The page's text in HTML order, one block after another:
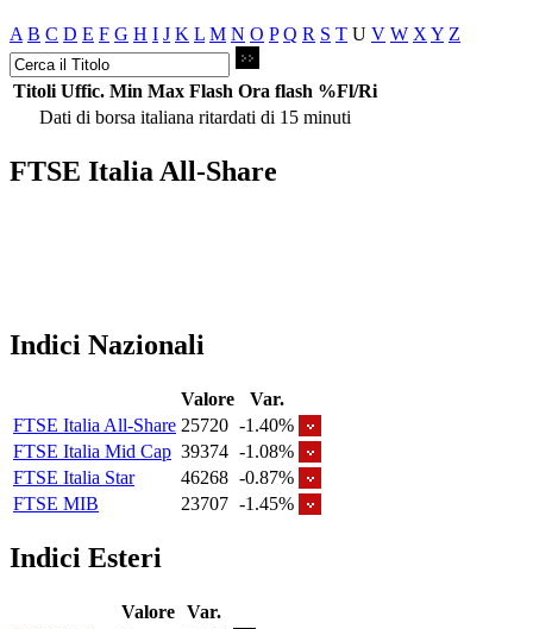
A B C D E F G H I J K L M N O P Q R S T U V W X Y Z
Titoli Uffic. Min Max Flash Ora flash %Fl/Ri
Dati di borsa italiana ritardati di 15 minuti
FTSE Italia All-Share
Indici Nazionali
Valore
Var.
FTSE Italia All-Share 25720 -1.40%
FTSE Italia Mid Cap 39374 -1.08%
FTSE Italia Star
46268 -0.87%
FTSE MIB
23707 -1.45%
Indici Esteri
Valore Var.